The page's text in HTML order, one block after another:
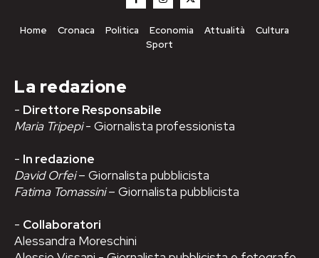
Home Cronaca Politica Economia Attualità
Cultura
Sport
La redazione
- Direttore Responsabile
Maria Tripepi- Giornalista professionista
- In redazione
David Orfei– Giornalista pubblicista
Fatima Tomassini– Giornalista pubblicista
- Collaboratori
Alessandra Moreschini